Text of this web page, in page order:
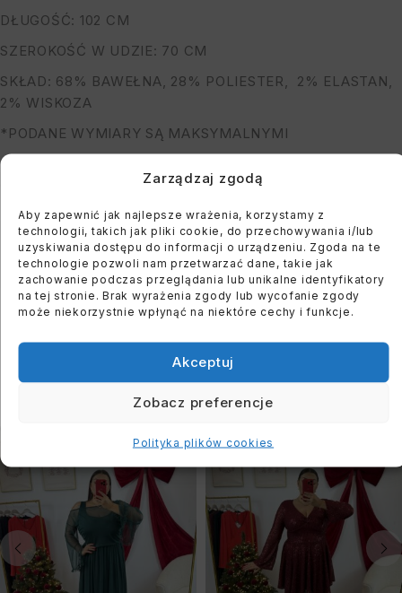
Zarządzaj zgodą
Aby zapewnić jak najlepsze wrażenia, korzystamy z
technologii, takich jak pliki cookie, do przechowywania i/lub
uzyskiwania dostępu do informacji o urządzeniu. Zgoda na te
technologie pozwoli nam przetwarzać dane, takie jak
zachowanie podczas przeglądania lub unikalne identyfikatory
na tej stronie. Brak wyrażenia zgody lub wycofanie zgody
może niekorzystnie wpłynąć na niektóre cechy i funkcje.
Akceptuj
Zobacz preferencje
Polityka plików cookies
DŁUGOŚĆ: 102 CM
SZEROKOŚĆ W UDZIE: 70 CM
SKŁAD: 68% BAWEŁNA, 28% POLIESTER, 2% ELASTAN,
2% WISKOZA
*PODANE WYMIARY SĄ MAKSYMALNYMI
MODELKA MA 164 CM WZROSTU, OBWÓD BIUSTU 122
CM I BIODER: 118 CM
You must register to use the waitlist feature. Please
login or create an account
PODOBNE PRODUKTY
WYPRZEDANE